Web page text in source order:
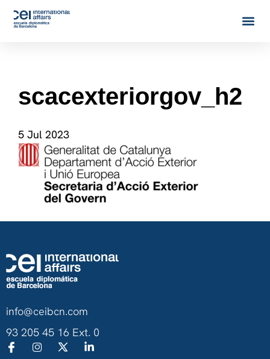
scacexteriorgov_h2
5 Jul 2023
info@ceibcn.com
93 205 45 16 Ext. 0